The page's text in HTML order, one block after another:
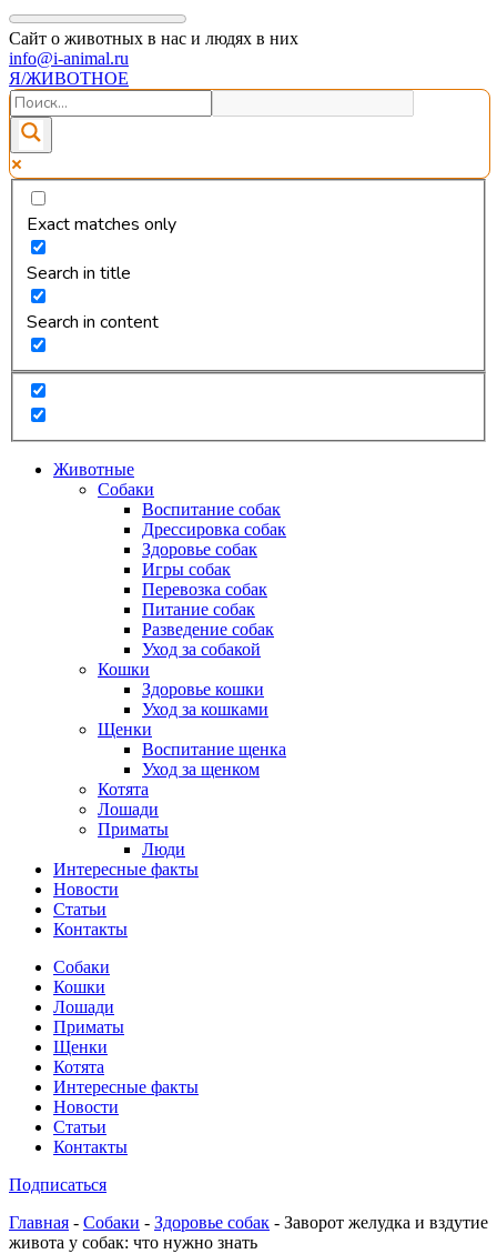
Сайт о животных в нас и людях в них
info@i-animal.ru
Я/ЖИВОТНОЕ
Exact matches only
Search in title
Search in content
Животные
Собаки
Воспитание собак
Дрессировка собак
Здоровье собак
Игры собак
Перевозка собак
Питание собак
Разведение собак
Уход за собакой
Кошки
Здоровье кошки
Уход за кошками
Щенки
Воспитание щенка
Уход за щенком
Котята
Лошади
Приматы
Люди
Интересные факты
Новости
Статьи
Контакты
Собаки
Кошки
Лошади
Приматы
Щенки
Котята
Интересные факты
Новости
Статьи
Контакты
Подписаться
Главная - Собаки - Здоровье собак - Заворот желудка и вздутие
живота у собак: что нужно знать